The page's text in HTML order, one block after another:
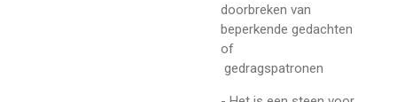
doorbreken van
beperkende gedachten
of
gedragspatronen